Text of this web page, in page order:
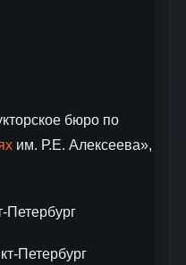
бюро по
им. Р.Е. Алексеева»,
Петербург